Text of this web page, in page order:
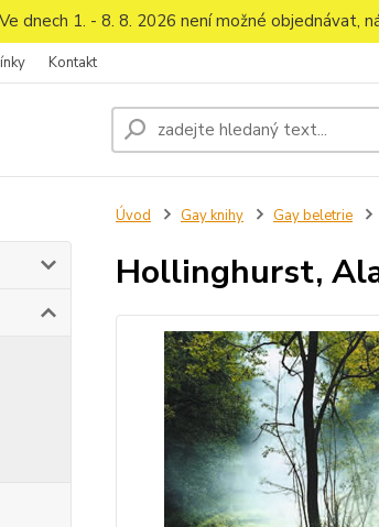
dnech 1. - 8. 8. 2026 není možné objednávat,
Kontakt
Úvod Gay knihy Gay beletrie
Hollinghurst,